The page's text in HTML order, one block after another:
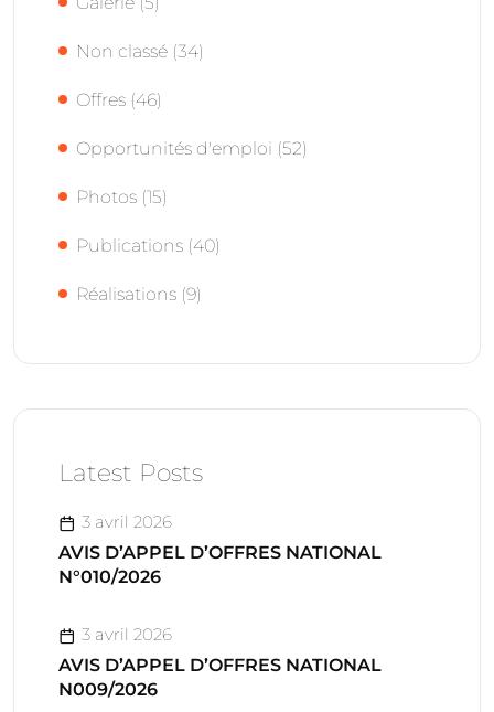
Non classé (34)
Offres (46)
Opportunités d'emploi (52)
Photos (15)
Publications (40)
Réalisations (9)
Latest Posts
3 avril 2026
AVIS D’APPEL D’OFFRES NATIONAL
N°010/2026
3 avril 2026
AVIS D’APPEL D’OFFRES NATIONAL
N009/2026